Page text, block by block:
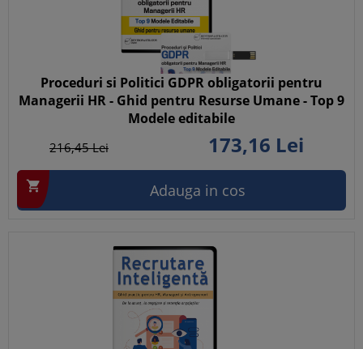
Proceduri si Politici GDPR obligatorii pentru
Managerii HR - Ghid pentru Resurse Umane - Top 9
Modele editabile
216,45Lei 173,16 Lei
 Adauga in cos